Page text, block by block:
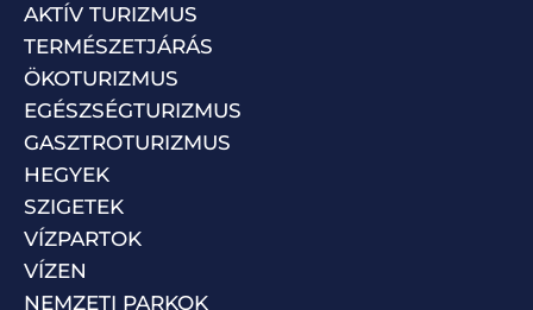
AKTÍV TURIZMUS
TERMÉSZETJÁRÁS
ÖKOTURIZMUS
EGÉSZSÉGTURIZMUS
GASZTROTURIZMUS
HEGYEK
SZIGETEK
VÍZPARTOK
VÍZEN
NEMZETI PARKOK